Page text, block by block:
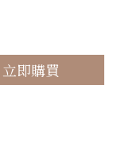
立即購買